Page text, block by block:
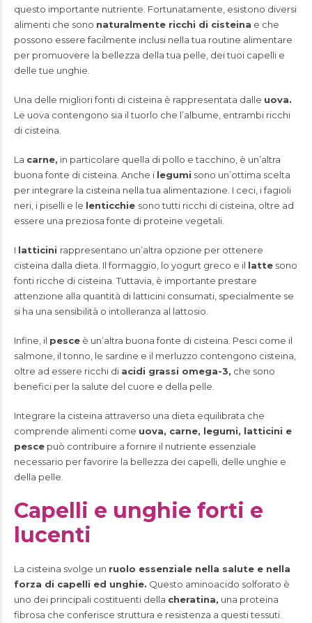
questo importante nutriente. Fortunatamente, esistono diversi
alimenti che sono naturalmente ricchi di cisteina e che
possono essere facilmente inclusi nella tua routine alimentare
per promuovere la bellezza della tua pelle, dei tuoi capelli e
delle tue unghie.
Una delle migliori fonti di cisteina è rappresentata dalle uova.
Le uova contengono sia il tuorlo che l’albume, entrambi ricchi
di cisteina.
La carne, in particolare quella di pollo e tacchino, è un’altra
buona fonte di cisteina. Anche i legumi sono un’ottima scelta
per integrare la cisteina nella tua alimentazione. I ceci, i fagioli
neri, i piselli e le lenticchie sono tutti ricchi di cisteina, oltre ad
essere una preziosa fonte di proteine vegetali.
I latticini rappresentano un’altra opzione per ottenere
cisteina dalla dieta. Il formaggio, lo yogurt greco e il latte sono
fonti ricche di cisteina. Tuttavia, è importante prestare
attenzione alla quantità di latticini consumati, specialmente se
si ha una sensibilità o intolleranza al lattosio.
Infine, il pesce è un’altra buona fonte di cisteina. Pesci come il
salmone, il tonno, le sardine e il merluzzo contengono cisteina,
oltre ad essere ricchi di acidi grassi omega-3, che sono
benefici per la salute del cuore e della pelle.
Integrare la cisteina attraverso una dieta equilibrata che
comprende alimenti come uova, carne, legumi, latticini e
pesce può contribuire a fornire il nutriente essenziale
necessario per favorire la bellezza dei capelli, delle unghie e
della pelle.
Capelli e unghie forti e
lucenti
La cisteina svolge un ruolo essenziale nella salute e nella
forza di capelli ed unghie. Questo aminoacido solforato è
uno dei principali costituenti della cheratina, una proteina
fibrosa che conferisce struttura e resistenza a questi tessuti.